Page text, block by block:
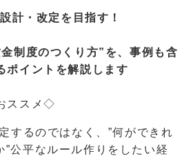
計・改定を目指す！
制度のつくり方”を、事例も含
ポイントを解説します
ススメ◇
するのではなく、”何ができれ
”公平なルール作りをしたい経